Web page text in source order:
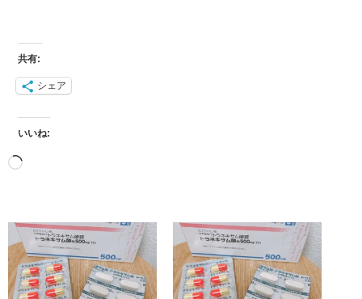
共有:
シェア
いいね: